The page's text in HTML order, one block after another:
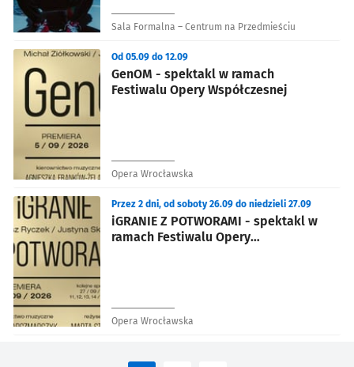
Sala Formalna – Centrum na Przedmieściu
GenOM - spektakl w ramach
Festiwalu Opery Współczesnej
Od 05.09 do 12.09
Opera Wrocławska
iGRANIE Z POTWORAMI - spektakl w
ramach Festiwalu Opery
Przez 2 dni, od soboty 26.09 do niedzieli 27.09
Opera Wrocławska